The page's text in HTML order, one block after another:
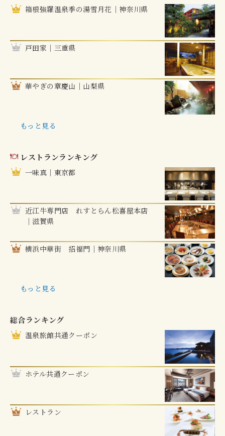
箱根強羅温泉季の湯雪月花｜神奈川県
戸田家｜三重県
華やぎの章慶山｜山梨県
もっと見る
レストランランキング
一味真｜東京都
近江牛専門店 れすとらん松喜屋本店
｜滋賀県
横浜中華街 招福門｜神奈川県
もっと見る
総合ランキング
温泉旅館共通クーポン
ホテル共通クーポン
レストラン